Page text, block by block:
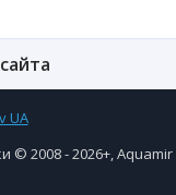
© 2008 - 2026+,